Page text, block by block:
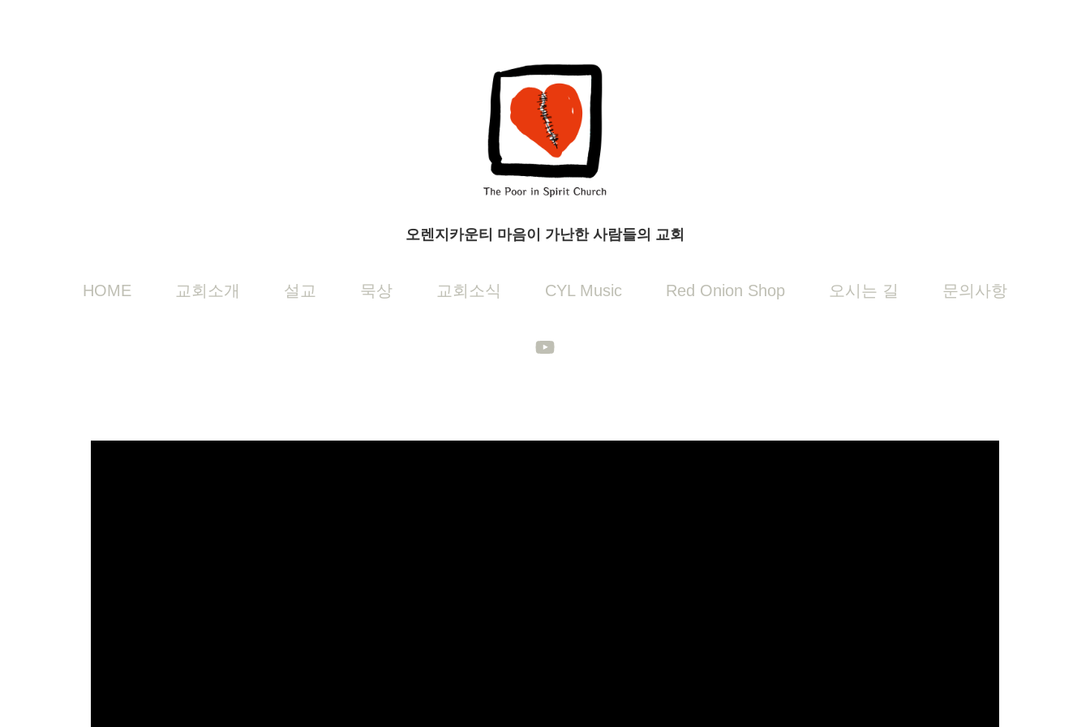
오렌지카운티 마음이 가난한 사람들의 교회
HOME 교회소개 설교 묵상 교회소식 CYL Music Red Onion Shop 오시는 길 문의사항